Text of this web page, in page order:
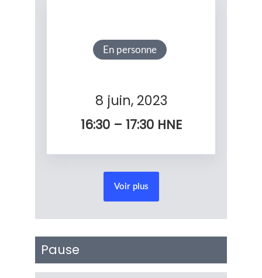
En personne
8 juin, 2023
16:30 – 17:30 HNE
Voir plus
Pause